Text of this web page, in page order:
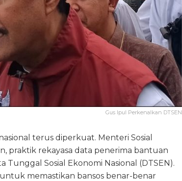
Gus Ipul Perkenalkan DTSEN
terus diperkuat. Menteri Sosial
praktik rekayasa data penerima bantuan
Tunggal Sosial Ekonomi Nasional (DTSEN).
memastikan bansos benar-benar